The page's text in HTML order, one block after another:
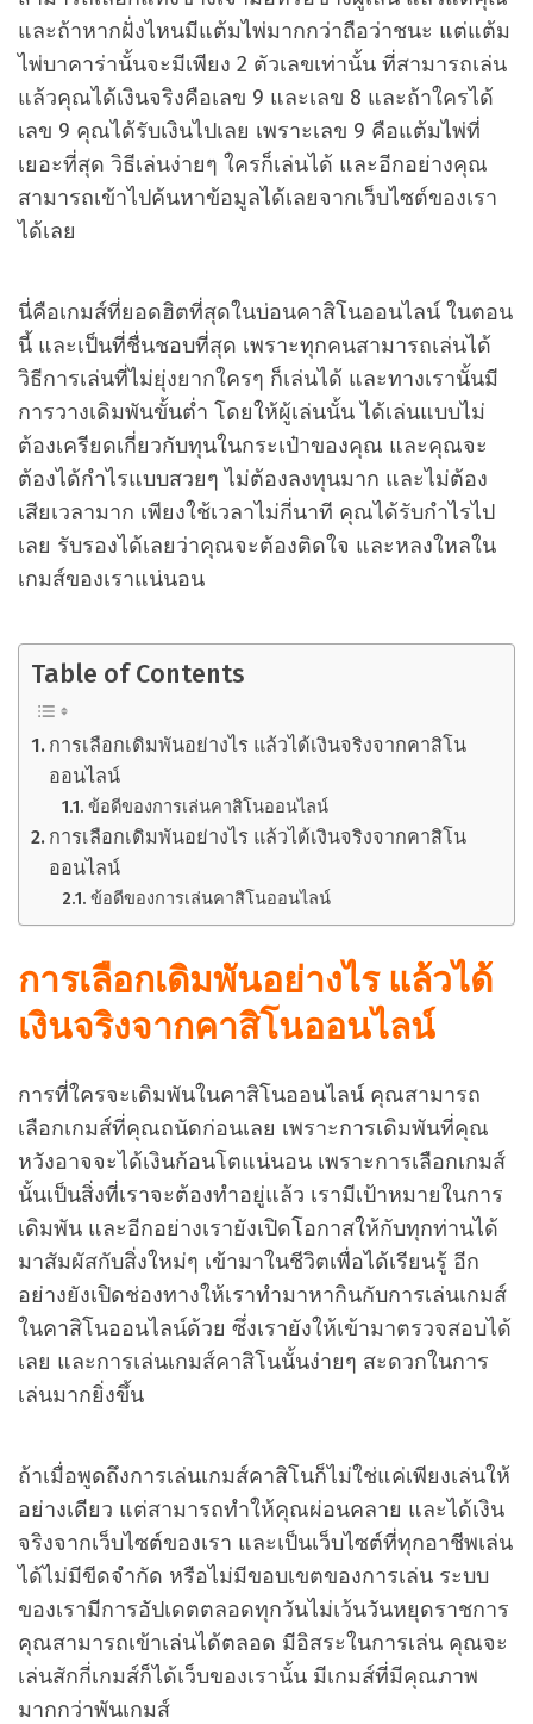
และถ้าหากฝั่งไหนมีแต้มไพ่มากกว่าถือว่าชนะ แต่แต้ม
ไพ่บาคาร่านั้นจะมีเพียง 2 ตัวเลขเท่านั้น ที่สามารถเล่น
แล้วคุณได้เงินจริงคือเลข 9 และเลข 8 และถ้าใครได้
เลข 9 คุณได้รับเงินไปเลย เพราะเลข 9 คือแต้มไพ่ที่
เยอะที่สุด วิธีเล่นง่ายๆ ใครก็เล่นได้ และอีกอย่างคุณ
สามารถเข้าไปค้นหาข้อมูลได้เลยจากเว็บไซต์ของเรา
ได้เลย
นี่คือเกมส์ที่ยอดฮิตที่สุดในบ่อนคาสิโนออนไลน์ ในตอน
นี้ และเป็นที่ชื่นชอบที่สุด เพราะทุกคนสามารถเล่นได้
วิธีการเล่นที่ไม่ยุ่งยากใครๆ ก็เล่นได้ และทางเรานั้นมี
การวางเดิมพันขั้นต่ำ โดยให้ผู้เล่นนั้น ได้เล่นแบบไม่
ต้องเครียดเกี่ยวกับทุนในกระเป๋าของคุณ และคุณจะ
ต้องได้กำไรแบบสวยๆ ไม่ต้องลงทุนมาก และไม่ต้อง
เสียเวลามาก เพียงใช้เวลาไม่กี่นาที คุณได้รับกำไรไป
เลย รับรองได้เลยว่าคุณจะต้องติดใจ และหลงใหลใน
เกมส์ของเราแน่นอน
Table of Contents
การเลือกเดิมพันอย่างไร แล้วได้เงินจริงจากคาสิโน
ออนไลน์
ข้อดีของการเล่นคาสิโนออนไลน์
การเลือกเดิมพันอย่างไร แล้วได้เงินจริงจากคาสิโน
ออนไลน์
ข้อดีของการเล่นคาสิโนออนไลน์
การเลือกเดิมพันอย่างไร แล้วได้
เงินจริงจากคาสิโนออนไลน์
การที่ใครจะเดิมพันในคาสิโนออนไลน์ คุณสามารถ
เลือกเกมส์ที่คุณถนัดก่อนเลย เพราะการเดิมพันที่คุณ
หวังอาจจะได้เงินก้อนโตแน่นอน เพราะการเลือกเกมส์
นั้นเป็นสิ่งที่เราจะต้องทำอยู่แล้ว เรามีเป้าหมายในการ
เดิมพัน และอีกอย่างเรายังเปิดโอกาสให้กับทุกท่านได้
มาสัมผัสกับสิ่งใหม่ๆ เข้ามาในชีวิตเพื่อได้เรียนรู้ อีก
อย่างยังเปิดช่องทางให้เราทำมาหากินกับการเล่นเกมส์
ในคาสิโนออนไลน์ด้วย ซึ่งเรายังให้เข้ามาตรวจสอบได้
เลย และการเล่นเกมส์คาสิโนนั้นง่ายๆ สะดวกในการ
เล่นมากยิ่งขึ้น
ถ้าเมื่อพูดถึงการเล่นเกมส์คาสิโนก็ไม่ใช่แค่เพียงเล่นให้
อย่างเดียว แต่สามารถทำให้คุณผ่อนคลาย และได้เงิน
จริงจากเว็บไซต์ของเรา และเป็นเว็บไซต์ที่ทุกอาชีพเล่น
ได้ไม่มีขีดจำกัด หรือไม่มีขอบเขตของการเล่น ระบบ
ของเรามีการอัปเดตตลอดทุกวันไม่เว้นวันหยุดราชการ
คุณสามารถเข้าเล่นได้ตลอด มีอิสระในการเล่น คุณจะ
เล่นสักกี่เกมส์ก็ได้เว็บของเรานั้น มีเกมส์ที่มีคุณภาพ
มากกว่าพันเกมส์